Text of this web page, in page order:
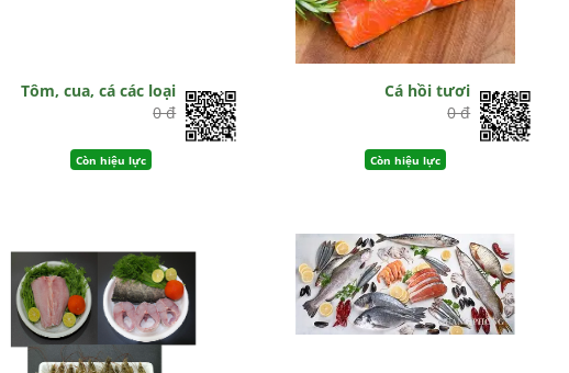
Tôm, cua, cá các loại
0 đ
Còn hiệu lực
Cá hồi tươi
0 đ
Còn hiệu lực